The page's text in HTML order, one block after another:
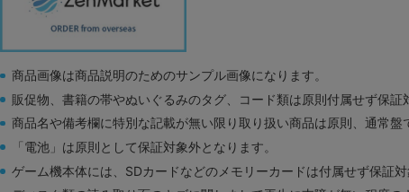
商品画像は商品説明のためのサンプル画像になります。
販促物、書籍の帯やぬいぐるみのタグ、コード類は原則付属せず保証
商品名や備考欄に特別な記載が無い限り取り扱い商品は原則、通常盤
「電池」は原則として保証対象外となります。
ゲーム機本体には、SDカードなどのメモリーカードは付属せず保証対